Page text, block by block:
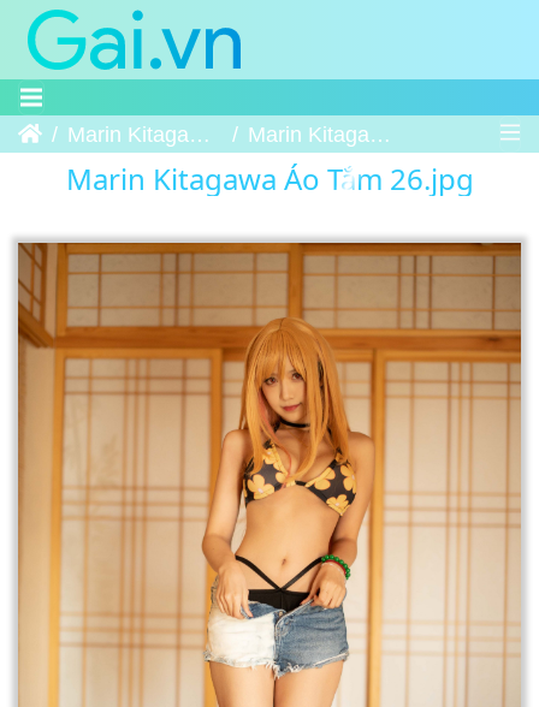
Trang chủMarin Kitagawa Áo Tắm Marin Kitagawa Áo Tắm 26
Marin Kitagawa Áo Tắm 26.jpg